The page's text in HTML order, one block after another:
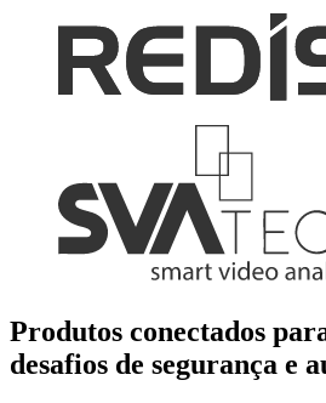
Produtos conectados
desafios de segurança e